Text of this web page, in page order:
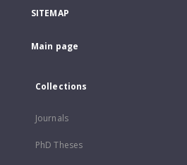
SITEMAP
Main page
Collections
Journals
PhD Theses